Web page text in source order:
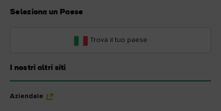
Seleziona un Paese
Trova il tuo paese
I nostri altri siti
Aziendale